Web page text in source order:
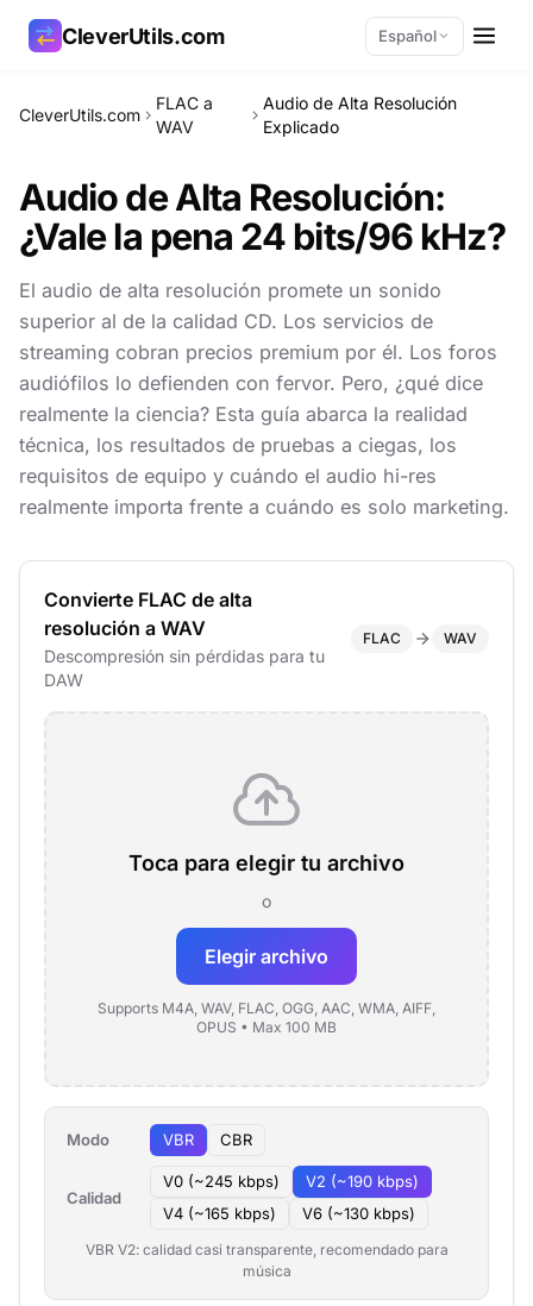
CleverUtils.com Español
CleverUtils.com
FLAC a
WAV
Audio de Alta Resolución
Explicado
Audio de Alta Resolución:
¿Vale la pena 24 bits/96 kHz?
El audio de alta resolución promete un sonido
superior al de la calidad CD. Los servicios de
streaming cobran precios premium por él. Los foros
audiófilos lo defienden con fervor. Pero, ¿qué dice
realmente la ciencia? Esta guía abarca la realidad
técnica, los resultados de pruebas a ciegas, los
requisitos de equipo y cuándo el audio hi-res
realmente importa frente a cuándo es solo marketing.
Convierte FLAC de alta
resolución a WAV
Descompresión sin pérdidas para tu
DAW
FLAC WAV
Toca para elegir tu archivo
o
Elegir archivo
Supports M4A, WAV, FLAC, OGG, AAC, WMA, AIFF,
OPUS • Max 100 MB
Modo VBR CBR
Calidad
V0 (~245 kbps)
V2 (~190 kbps)
V4 (~165 kbps)
V6 (~130 kbps)
VBR V2: calidad casi transparente, recomendado para
música
Copiar enlace
Correo electrónico